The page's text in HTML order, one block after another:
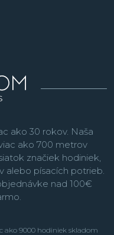
ako 30 rokov. Naša
ako 700 metrov
značiek hodiniek,
alebo písacích potrieb.
nad 100€
ako 9000 hodiniek skladom